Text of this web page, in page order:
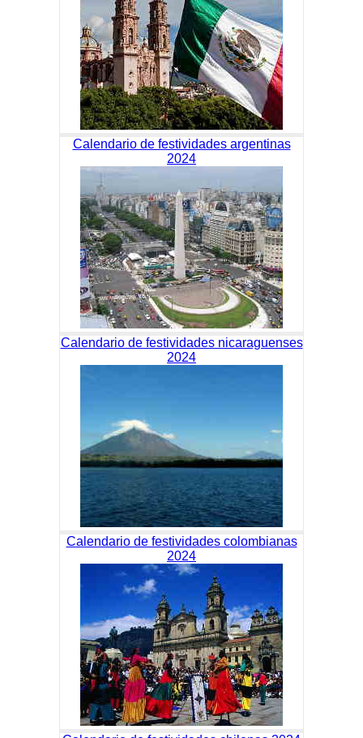
Calendario de festividades argentinas
2024
Calendario de festividades nicaraguenses
2024
Calendario de festividades colombianas
2024